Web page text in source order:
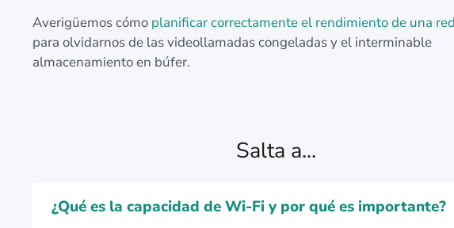
Averigüemos cómo planificar correctamente el rendimiento de una
para olvidarnos de las videollamadas congeladas y el interminable
almacenamiento en búfer.
Salta a...
¿Qué es la capacidad de Wi-Fi y por qué es importante?